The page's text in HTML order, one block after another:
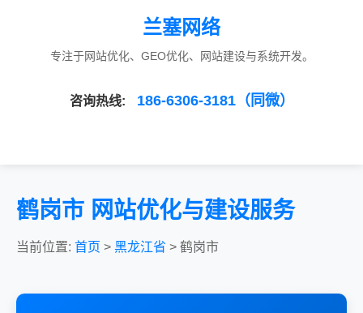
兰塞网络
专注于网站优化、GEO优化、网站建设与系统开发。
咨询热线: 186-6306-3181（同微）
鹤岗市 网站优化与建设服务
当前位置: 首页 > 黑龙江省 > 鹤岗市